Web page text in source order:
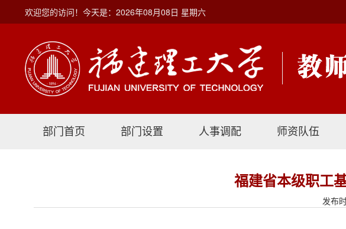
欢迎您的访问！今天是：2026年08月08日 星期六
部门首页 部门设置 人事调配 师资队伍
福建省本级职工
发布